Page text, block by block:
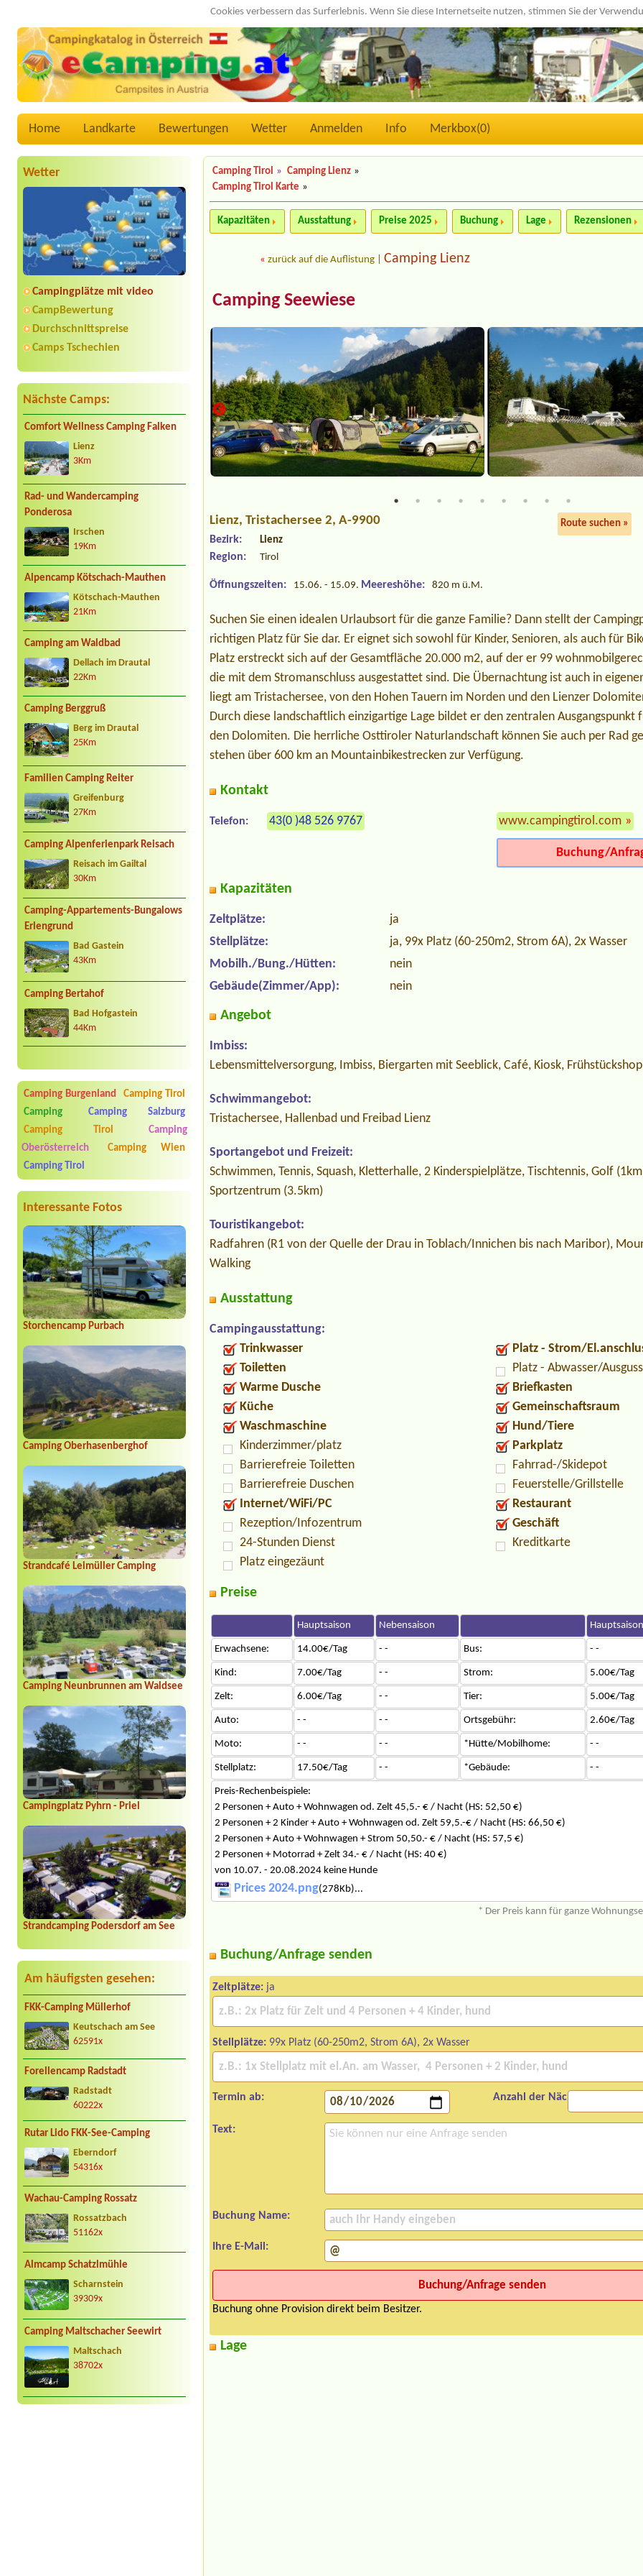
Cookies verbessern das Surferlebnis. Wenn Sie diese Internetseite nutzen, stimmen Sie der
Home Landkarte Bewertungen Wetter Anmelden Info Merkbox(0)
Wetter
Campingplätze mit video
CampBewertung
Durchschnittspreise
Camps Tschechien
Nächste Camps:
Comfort Wellness Camping Falken
Lienz
3Km
Rad- und Wandercamping
Ponderosa
Irschen
19Km
Alpencamp Kötschach-Mauthen
Kötschach-Mauthen
21Km
Camping am Waldbad
Dellach im Drautal
22Km
Camping Berggruß
Berg im Drautal
25Km
Familien Camping Reiter
Greifenburg
27Km
Camping Alpenferienpark Reisach
Reisach im Gailtal
30Km
Camping-Appartements-Bungalows
Erlengrund
Bad Gastein
43Km
Camping Bertahof
Bad Hofgastein
44Km
Camping Burgenland
Camping Tirol
Camping
Camping Salzburg
Camping Tirol
Camping
Oberösterreich
Camping Wien
Camping Tirol
Interessante Fotos
Storchencamp Purbach
Camping Oberhasenberghof
Strandcafé Leimüller Camping
Camping Neunbrunnen am Waldsee
Campingplatz Pyhrn - Priel
Strandcamping Podersdorf am See
Am häufigsten gesehen:
FKK-Camping Müllerhof
Keutschach am See
62591x
Forellencamp Radstadt
Radstadt
60222x
Rutar Lido FKK-See-Camping
Eberndorf
54316x
Wachau-Camping Rossatz
Rossatzbach
51162x
Almcamp Schatzlmühle
Scharnstein
39309x
Camping Maltschacher Seewirt
Maltschach
38702x
Camping Tirol » Camping Lienz »
Camping Tirol Karte »
Kapazitäten Ausstattung Preise 2025 Buchung Lage Rezensionen
«zurück auf die Auflistung |Camping Lienz
Camping Seewiese
Lienz, Tristachersee 2, A-9900 Route suchen »
Bezirk: Lienz
Region: Tirol
Öffnungszeiten: 15.06. - 15.09. Meereshöhe: 820 m ü.M.
Suchen Sie einen idealen Urlaubsort für die ganze Familie? Dann stellt der
richtigen Platz für Sie dar. Er eignet sich sowohl für Kinder, Senioren, als auch für
Platz erstreckt sich auf der Gesamtfläche 20.000 m2, auf der er 99
die mit dem Stromanschluss ausgestattet sind. Die Übernachtung ist auch in
liegt am Tristachersee, von den Hohen Tauern im Norden und den Lienzer
Durch diese landschaftlich einzigartige Lage bildet er den zentralen Ausgangspunkt
den Dolomiten. Die herrliche Osttiroler Naturlandschaft können Sie auch per Rad
stehen über 600 km an Mountainbikestrecken zur Verfügung.
Kontakt
Telefon: 43(0 )48 526 9767 www.campingtirol.com »
Buchung/
Kapazitäten
Zeltplätze:
ja
Stellplätze:
ja, 99x Platz (60-250m2, Strom 6A), 2x Wasser
Mobilh./Bung./Hütten:
nein
Gebäude(Zimmer/App):
nein
Angebot
Imbiss:
Lebensmittelversorgung, Imbiss, Biergarten mit Seeblick, Café, Kiosk, Frühstückshop
Schwimmangebot:
Tristachersee, Hallenbad und Freibad Lienz
Sportangebot und Freizeit:
Schwimmen, Tennis, Squash, Kletterhalle, 2 Kinderspielplätze, Tischtennis, Golf
Sportzentrum (3.5km)
Touristikangebot:
Radfahren (R1 von der Quelle der Drau in Toblach/Innichen bis nach Maribor),
Walking
Ausstattung
Campingausstattung:
Trinkwasser
Toiletten
Warme Dusche
Küche
Waschmaschine
Kinderzimmer/platz
Barrierefreie Toiletten
Barrierefreie Duschen
Internet/WiFi/PC
Rezeption/Infozentrum
24-Stunden Dienst
Platz eingezäunt
Platz - Strom/
Platz - Abwasser/Ausguss
Briefkasten
Gemeinschaftsraum
Hund/Tiere
Parkplatz
Fahrrad-/Skidepot
Feuerstelle/Grillstelle
Restaurant
Geschäft
Kreditkarte
Preise
Hauptsaison Nebensaison Hauptsaison
Erwachsene: 14.00€/Tag - - Bus: - -
Kind: 7.00€/Tag - - Strom: 5.00€/Tag
Zelt: 6.00€/Tag - - Tier: 5.00€/Tag
Auto: - - - - Ortsgebühr: 2.60€/Tag
Moto: - - - - *Hütte/Mobilhome: - -
Stellplatz: 17.50€/Tag - - *Gebäude: - -
Preis-Rechenbeispiele:
2 Personen + Auto + Wohnwagen od. Zelt 45,5.- € / Nacht (HS: 52,50 €)
2 Personen + 2 Kinder + Auto + Wohnwagen od. Zelt 59,5.-€ / Nacht (HS: 66,50 €)
2 Personen + Auto + Wohnwagen + Strom 50,50.- € / Nacht (HS: 57,5 €)
2 Personen + Motorrad + Zelt 34.- € / Nacht (HS: 40 €)
von 10.07. - 20.08.2024 keine Hunde
Prices 2024.png(278Kb)...
* Der Preis kann für ganze
Buchung/Anfrage senden
Zeltplätze: ja
Stellplätze: 99x Platz (60-250m2, Strom 6A), 2x Wasser
Termin ab: Anzahl der Nächte:
Text:
Buchung Name:
Ihre E-Mail:
Buchung ohne Provision direkt beim Besitzer.
Lage